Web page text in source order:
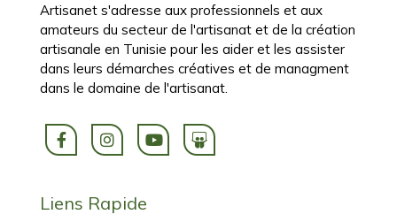
Artisanet s'adresse aux professionnels et aux
amateurs du secteur de l'artisanat et de la création
artisanale en Tunisie pour les aider et les assister
dans leurs démarches créatives et de managment
dans le domaine de l'artisanat.
Liens Rapide